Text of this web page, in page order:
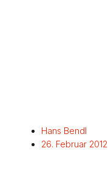
Hans Bendl
26. Februar 2012